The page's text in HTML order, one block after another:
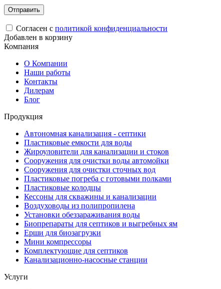
Согласен с политикой конфиденциальности
Добавлен в корзину
Компания
О Компании
Наши работы
Контакты
Дилерам
Блог
Продукция
Автономная канализация - септики
Пластиковые емкости для воды
Жироуловители для канализации и стоков
Сооружения для очистки воды автомойки
Сооружения для очистки сточных вод
Пластиковые погреба с готовыми полками
Пластиковые колодцы
Кессоны для скважины и канализации
Воздуховоды из полипропилена
Установки обеззараживания воды
Биопрепараты для септиков и выгребных ям
Ерши для биозагрузки
Мини компрессоры
Комплектующие для септиков
Канализационно-насосные станции
Услуги